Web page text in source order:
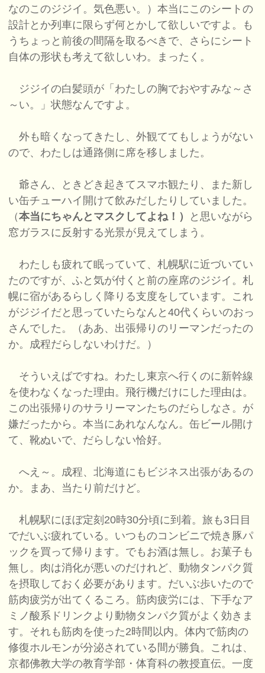
なのこのジジイ。気色悪い。）本当にこのシートの
設計とか列車に限らず何とかして欲しいですよ。も
うちょっと前後の間隔を取るべきで、さらにシート
自体の形状も考えて欲しいわ。まったく。
ジジイの白髪頭が「わたしの胸でおやすみな～さ
～い。」状態なんですよ。
外も暗くなってきたし、外観ててもしょうがない
ので、わたしは通路側に席を移しました。
爺さん、ときどき起きてスマホ観たり、また新し
い缶チューハイ開けて飲みだしたりしていました。
（本当にちゃんとマスクしてよね！）
と思いながら
窓ガラスに反射する光景が見えてしまう。
わたしも疲れて眠っていて、札幌駅に近づいてい
たのですが、ふと気が付くと前の座席のジジイ。札
幌に宿があるらしく降りる支度をしています。これ
がジジイだと思っていたらなんと40代くらいのおっ
さんでした。（ああ、出張帰りのリーマンだったの
か。成程だらしないわけだ。）
そういえばですね。わたし東京へ行くのに新幹線
を使わなくなった理由。飛行機だけにした理由は。
この出張帰りのサラリーマンたちのだらしなさ。が
嫌だったから。本当にあれなんなん。缶ビール開け
て、靴ぬいで、だらしない恰好。
へえ～。成程、北海道にもビジネス出張があるの
か。まあ、当たり前だけど。
札幌駅にほぼ定刻20時30分頃に到着。旅も3日目
でだいぶ疲れている。いつものコンビニで焼き豚パ
ックを買って帰ります。でもお酒は無し。お菓子も
無し。肉は消化が悪いのだけれど、動物タンパク質
を摂取しておく必要があります。だいぶ歩いたので
筋肉疲労が出てくるころ。筋肉疲労には、下手なア
ミノ酸系ドリンクより動物タンパク質がよく効きま
す。それも筋肉を使った2時間以内。体内で筋肉の
修復ホルモンが分泌されている間が勝負。これは、
京都佛教大学の教育学部・体育科の教授直伝。一度